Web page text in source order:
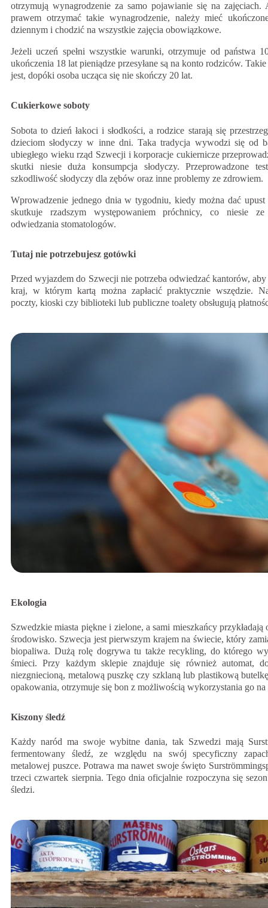
otrzymują wynagrodzenie za samo pojawianie się na
prawem otrzymać takie wynagrodzenie, należy mieć
dziennym i chodzić na wszystkie zajęcia obowiązkowe.
Jeżeli uczeń spełni wszystkie warunki, otrzymuje od państwa
ukończenia 18 lat pieniądze przesyłane są na konto rodziców.
jest, dopóki osoba ucząca się nie skończy 20 lat.
Cukierkowe soboty
Sobota to dzień łakoci i słodkości, a rodzice starają się
dzieciom słodyczy w inne dni. Taka tradycja wywodzi się od
ubiegłego wieku rząd Szwecji i korporacje cukiernicze
skutki niesie duża konsumpcja słodyczy. Przeprowadzone
szkodliwość słodyczy dla zębów oraz inne problemy ze zdrowiem.
Wprowadzenie jednego dnia w tygodniu, kiedy można dać upust
skutkuje rzadszym występowaniem próchnicy, co niesie
odwiedzania stomatologów.
Tutaj nie potrzebujesz gotówki
Przed wyjazdem do Szwecji nie potrzeba odwiedzać kantorów,
kraj, w którym kartą można zapłacić praktycznie wszędzie.
poczty, kioski czy biblioteki lub publiczne toalety obsługują
Ekologia
Szwedzkie miasta piękne i zielone, a sami mieszkańcy
środowisko. Szwecja jest pierwszym krajem na świecie, który
biopaliwa. Dużą rolę dogrywa tu także recykling, do którego
śmieci. Przy każdym sklepie znajduje się również automat,
niezgniecioną, metalową puszkę czy szklaną lub plastikową
opakowania, otrzymuje się bon z możliwością wykorzystania go
Kiszony śledź
Każdy naród ma swoje wybitne dania, tak Szwedzi mają
fermentowany śledź, ze względu na swój specyficzny
metalowej puszce. Potrawa ma nawet swoje święto
trzeci czwartek sierpnia. Tego dnia oficjalnie rozpoczyna się
śledzi.